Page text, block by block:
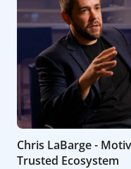
Chris LaBarge -
Trusted Ecosystem